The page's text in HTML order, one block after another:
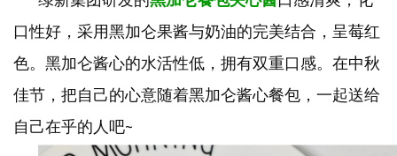
口性好，采用黑加仑果酱与奶油的完美结合，呈莓红
色。黑加仑酱心的水活性低，拥有双重口感。在中秋
佳节，把自己的心意随着黑加仑酱心餐包，一起送给
自己在乎的人吧~